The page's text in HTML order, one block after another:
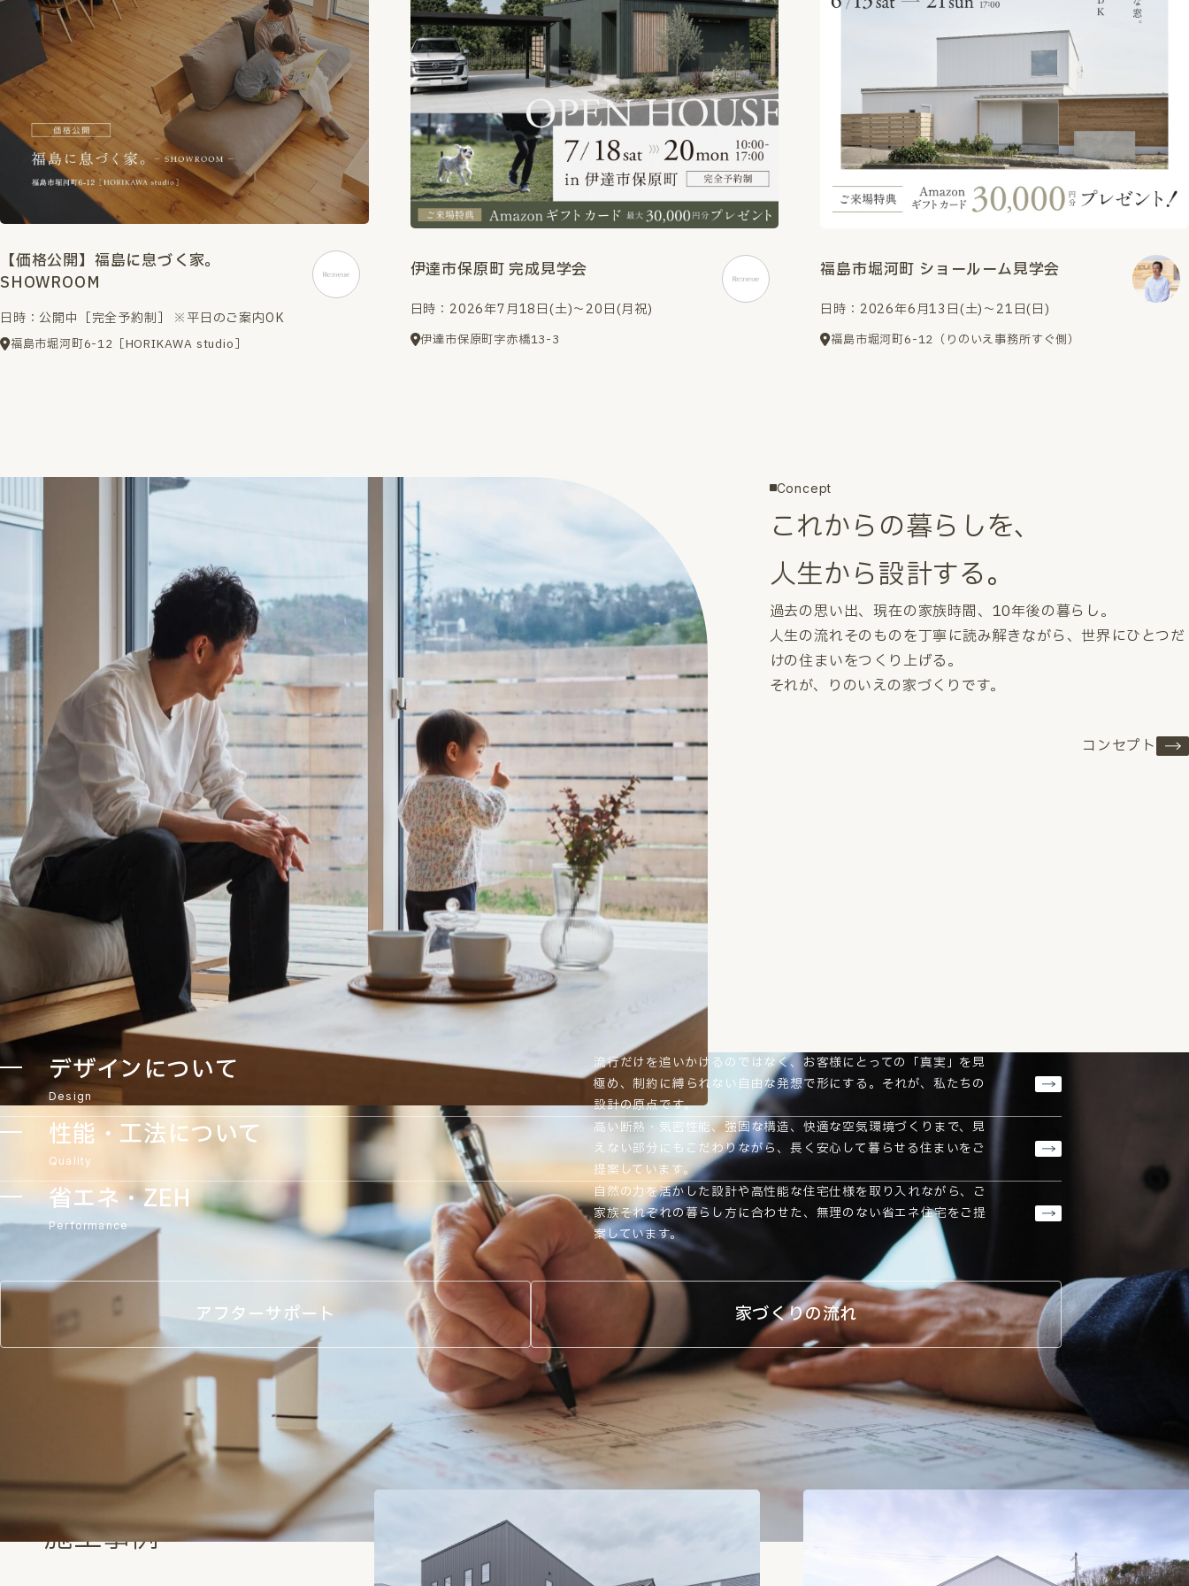
【価格公開】福島に息づく家。
SHOWROOM
日時：公開中［完全予約制］ ※平日のご案内OK
福島市堀河町6-12［HORIKAWA studio］
伊達市保原町 完成見学会
日時：2026年7月18日(土)～20日(月祝)
伊達市保原町字赤橋13-3
福島市堀河町 ショールーム見学会
日時：2026年6月13日(土)～21日(日)
福島市堀河町6-12（りのいえ事務所すぐ側）
Concept
これからの暮らしを、
人生から設計する。
過去の思い出、現在の家族時間、10年後の暮らし。
人生の流れそのものを丁寧に読み解きながら、世界にひとつだ
けの住まいをつくり上げる。
それが、りのいえの家づくりです。
コンセプト
デザインについて
Design
流行だけを追いかけるのではなく、お客様にとっての「真実」を見
極め、制約に縛られない自由な発想で形にする。それが、私たちの
設計の原点です。
性能・工法について
Quality
高い断熱・気密性能、強固な構造、快適な空気環境づくりまで、見
えない部分にもこだわりながら、長く安心して暮らせる住まいをご
提案しています。
省エネ・ZEH
Performance
自然の力を活かした設計や高性能な住宅仕様を取り入れながら、ご
家族それぞれの暮らし方に合わせた、無理のない省エネ住宅をご提
案しています。
アフターサポート 家づくりの流れ
施工事例